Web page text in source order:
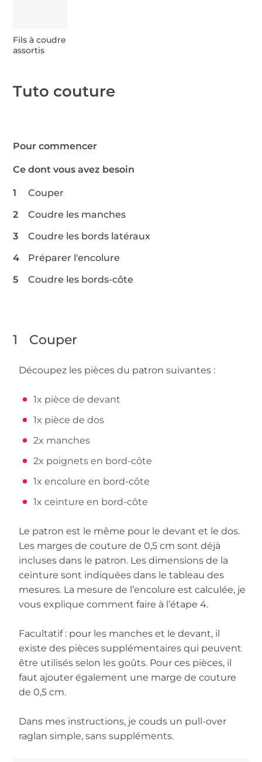
Fils à coudre
assortis
Tuto couture
Pour commencer
Ce dont vous avez besoin
Couper
Coudre les manches
Coudre les bords latéraux
Préparer l'encolure
Coudre les bords-côte
1 Couper
Découpez les pièces du patron suivantes :
1x pièce de devant
1x pièce de dos
2x manches
2x poignets en bord-côte
1x encolure en bord-côte
1x ceinture en bord-côte
Le patron est le même pour le devant et le dos.
Les marges de couture de 0,5 cm sont déjà
incluses dans le patron. Les dimensions de la
ceinture sont indiquées dans le tableau des
mesures. La mesure de l’encolure est calculée, je
vous explique comment faire à l’étape 4.
Facultatif : pour les manches et le devant, il
existe des pièces supplémentaires qui peuvent
être utilisés selon les goûts. Pour ces pièces, il
faut ajouter également une marge de couture
de 0,5 cm.
Dans mes instructions, je couds un pull-over
raglan simple, sans suppléments.